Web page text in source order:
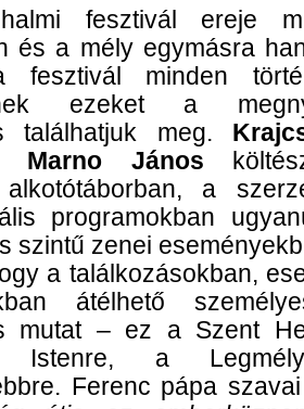
fesztivál ereje
és a mély egymásra
fesztivál minden
ezeket a
találhatjuk meg.
Marno János
alkotótáborban, a
programokban
szintű zenei
a találkozásokban,
átélhető
mutat – ez a Szent
Istenre, a
Ferenc pápa